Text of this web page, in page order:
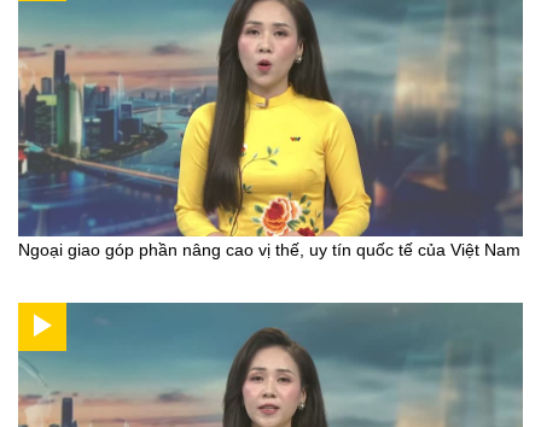
Ngoại giao góp phần nâng cao vị thế, uy tín quốc tế của Việt Nam